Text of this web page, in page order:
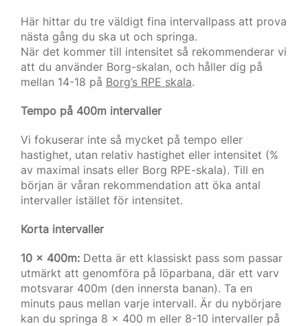
Här hittar du tre väldigt fina intervallpass att prova
nästa gång du ska ut och springa.
När det kommer till intensitet så rekommenderar vi
att du använder Borg-skalan, och håller dig på
mellan 14-18 på Borg’s RPE skala.
Tempo på 400m intervaller
Vi fokuserar inte så mycket på tempo eller
hastighet, utan relativ hastighet eller intensitet (%
av maximal insats eller Borg RPE-skala). Till en
början är våran rekommendation att öka antal
intervaller istället för intensitet.
Korta intervaller
10 x 400m: Detta är ett klassiskt pass som passar
utmärkt att genomföra på löparbana, där ett varv
motsvarar 400m (den innersta banan). Ta en
minuts paus mellan varje intervall. Är du nybörjare
kan du springa 8 x 400 m eller 8-10 intervaller på